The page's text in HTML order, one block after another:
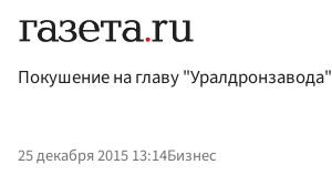
Покушение на главу "Уралдронзавода"
25 декабря 2015 13:14Бизнес